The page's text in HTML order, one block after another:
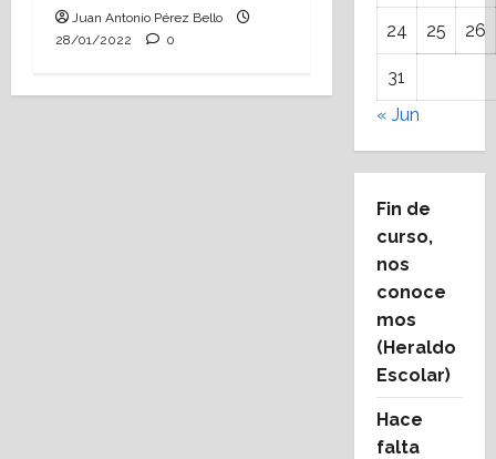
Juan Antonio Pérez Bello
28/01/2022
0 24 25 26
31
« Jun
Fin de
curso,
nos
conoce
mos
(Heraldo
Escolar)
Hace
falta